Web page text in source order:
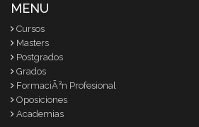
MENU
Cursos
Masters
Postgrados
Grados
FormaciÃ³n Profesional
Oposiciones
Academias